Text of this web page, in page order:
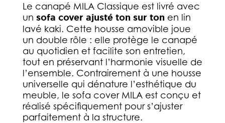
Le canapé MILA Classique est livré avec
un sofa cover ajusté ton sur ton en lin
lavé kaki. Cette housse amovible joue
un double rôle : elle protège le canapé
au quotidien et facilite son entretien,
tout en préservant l’harmonie visuelle de
l’ensemble. Contrairement à une housse
universelle qui dénature l’esthétique du
meuble, le sofa cover MILA est conçu et
réalisé spécifiquement pour s’ajuster
parfaitement à la structure.